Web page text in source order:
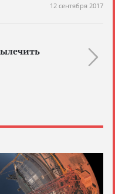
12 сентября 2017